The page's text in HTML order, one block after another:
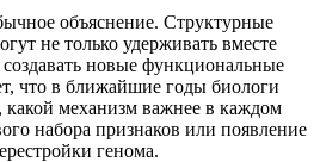
объяснение. Структурные
не только удерживать вместе
новые функциональные
что в ближайшие годы биологи
какой механизм важнее в каждом
набора признаков или появление
генома.